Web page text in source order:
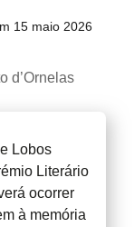
15 maio 2026
Lobos
Literário
ocorrer
à memória